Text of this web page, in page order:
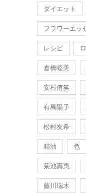
ダイエット
フラワーエッ
レシピ
倉橋睦美
安村侑笑
有馬陽子
松村友希
精油 色
菊池壽惠
藤川瑞木